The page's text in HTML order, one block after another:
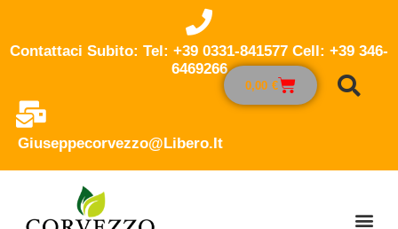
Contattaci Subito: Tel: +39 0331-841577 Cell: +39 346-
6469266
Giuseppecorvezzo@libero.it
0,00 €